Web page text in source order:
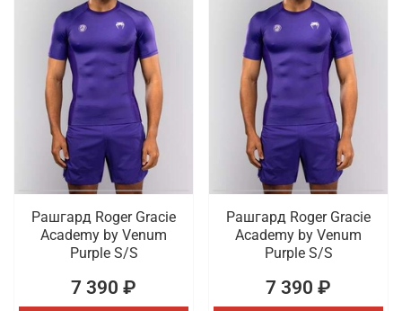
Рашгард Roger Gracie
Academy by Venum
Purple S/S
7 390 ₽
Рашгард Roger Gracie
Academy by Venum
Purple S/S
7 390 ₽